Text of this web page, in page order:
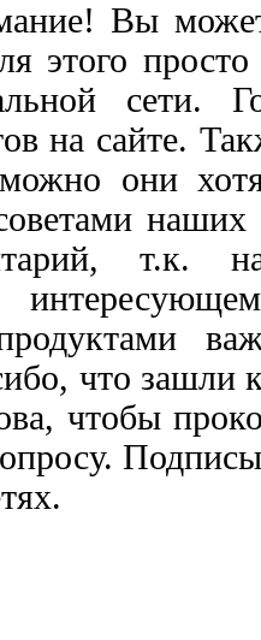
Вы
этого
сети.
на сайте.
они
т.к.
что зашли
чтобы